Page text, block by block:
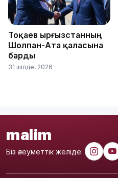
Тоқаев Қырғызстанның
Шолпан-Ата қаласына
барды
31 шілде, 2026
malim
Біз әлеуметтік желіде: